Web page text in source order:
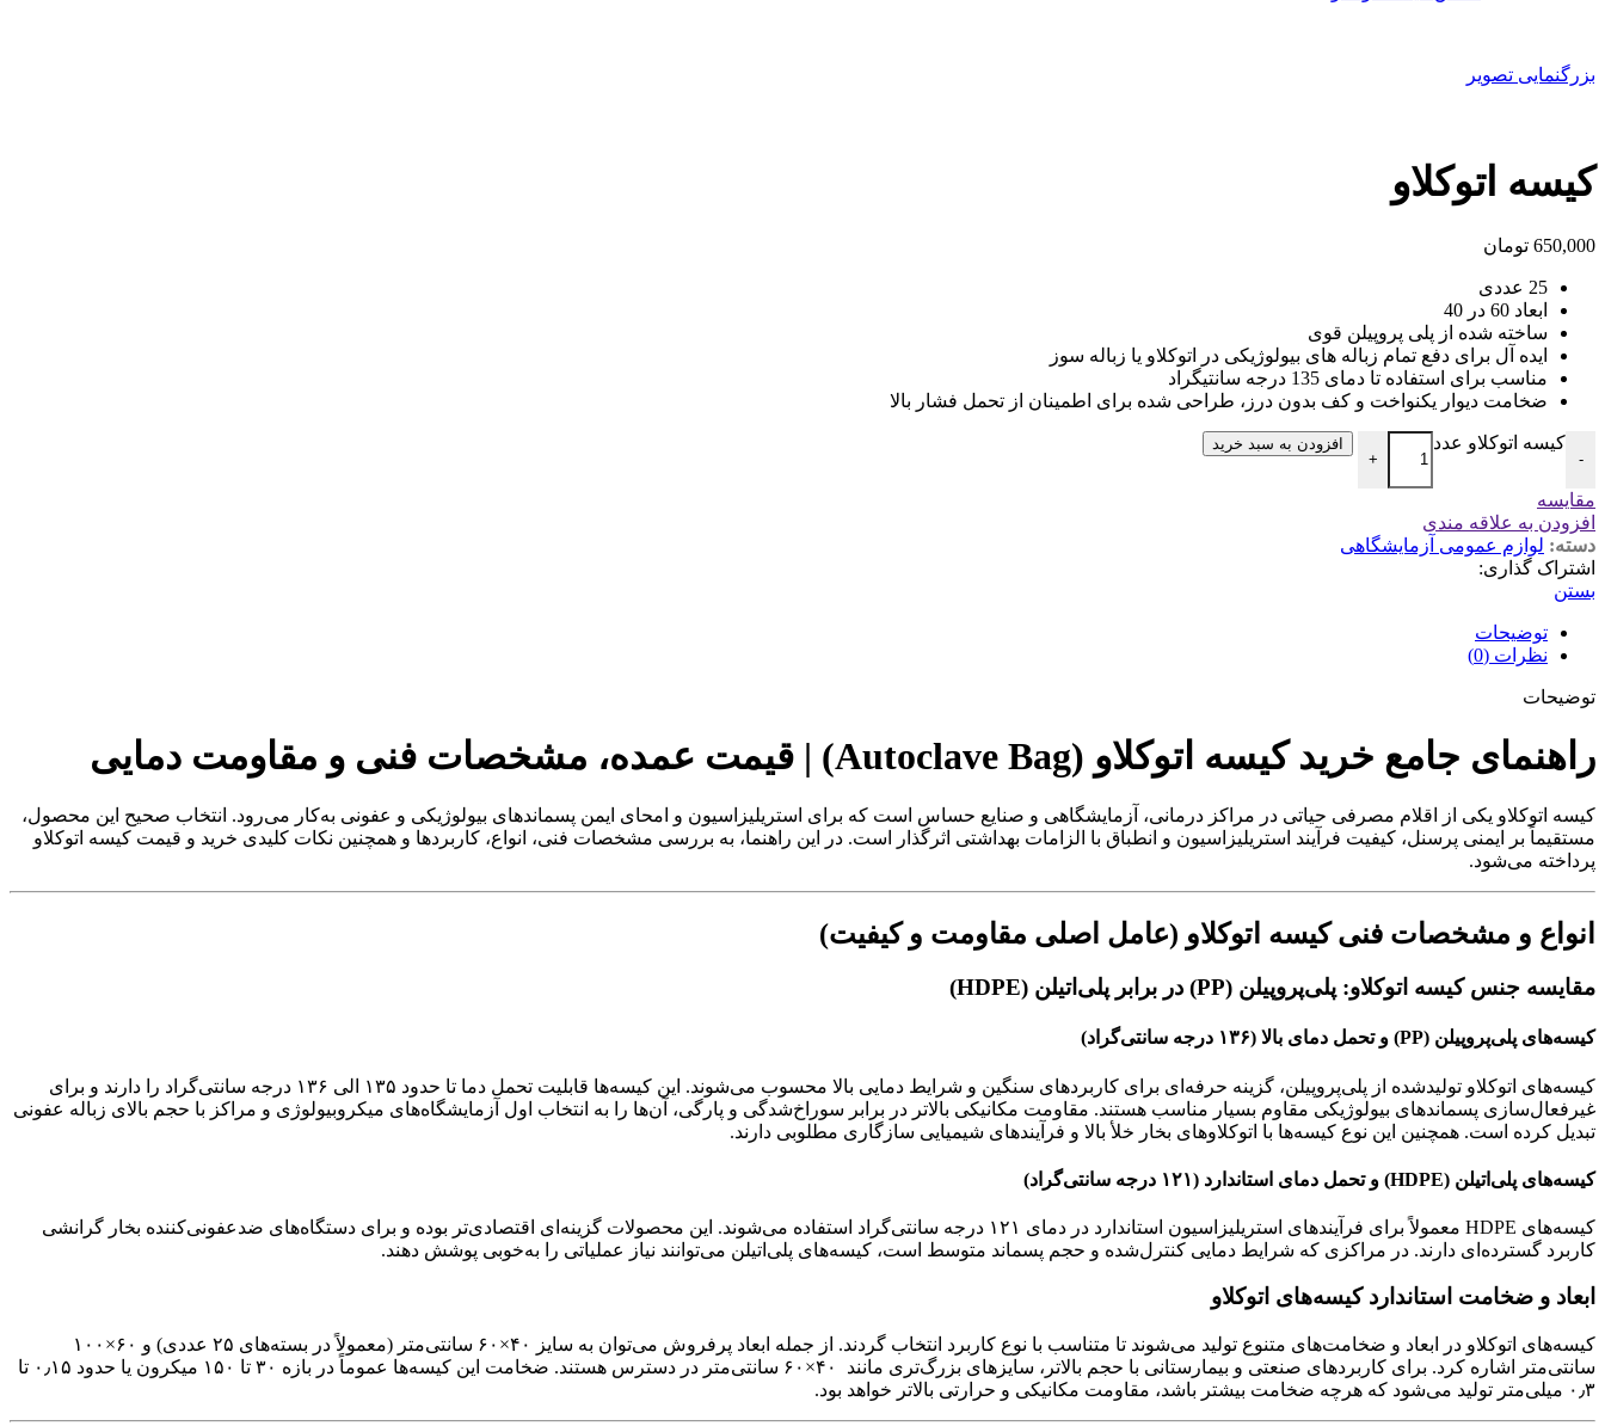
بزرگنمایی تصویر
کیسه اتوکلاو
650,000 تومان
25 عددی
ابعاد 60 در 40
ساخته شده از پلی پروپیلن قوی
ایده آل برای دفع تمام زباله های بیولوژیکی در اتوکلاو یا زباله سوز
مناسب برای استفاده تا دمای 135 درجه سانتیگراد
ضخامت دیوار یکنواخت و کف بدون درز، طراحی شده برای اطمینان از تحمل فشار بالا
-
کیسه اتوکلاو عدد
+
افزودن به سبد خرید
مقایسه
افزودن به علاقه مندی
دسته: لوازم عمومی آزمایشگاهی
اشتراک گذاری:
بستن
توضیحات
نظرات (0)
توضیحات
راهنمای جامع خرید کیسه اتوکلاو (Autoclave Bag) | قیمت عمده، مشخصات فنی و مقاومت دمایی
کیسه اتوکلاو یکی از اقلام مصرفی حیاتی در مراکز درمانی، آزمایشگاهی و صنایع حساس است که برای استریلیزاسیون و امحای ایمن پسماندهای بیولوژیکی و عفونی به‌کار می‌رود. انتخاب صحیح این محصول،
مستقیماً بر ایمنی پرسنل، کیفیت فرآیند استریلیزاسیون و انطباق با الزامات بهداشتی اثرگذار است. در این راهنما، به بررسی مشخصات فنی، انواع، کاربردها و همچنین نکات کلیدی خرید و قیمت کیسه اتوکلاو
پرداخته می‌شود.
انواع و مشخصات فنی کیسه اتوکلاو (عامل اصلی مقاومت و کیفیت)
مقایسه جنس کیسه اتوکلاو: پلی‌پروپیلن (PP) در برابر پلی‌اتیلن (HDPE)
کیسه‌های پلی‌پروپیلن (PP) و تحمل دمای بالا (۱۳۶ درجه سانتی‌گراد)
کیسه‌های اتوکلاو تولیدشده از پلی‌پروپیلن، گزینه حرفه‌ای برای کاربردهای سنگین و شرایط دمایی بالا محسوب می‌شوند. این کیسه‌ها قابلیت تحمل دما تا حدود ۱۳۵ الی ۱۳۶ درجه سانتی‌گراد را دارند و برای
غیرفعال‌سازی پسماندهای بیولوژیکی مقاوم بسیار مناسب هستند. مقاومت مکانیکی بالاتر در برابر سوراخ‌شدگی و پارگی، آن‌ها را به انتخاب اول آزمایشگاه‌های میکروبیولوژی و مراکز با حجم بالای زباله عفونی
تبدیل کرده است. همچنین این نوع کیسه‌ها با اتوکلاوهای بخار خلأ بالا و فرآیندهای شیمیایی سازگاری مطلوبی دارند.
کیسه‌های پلی‌اتیلن (HDPE) و تحمل دمای استاندارد (۱۲۱ درجه سانتی‌گراد)
کیسه‌های HDPE معمولاً برای فرآیندهای استریلیزاسیون استاندارد در دمای ۱۲۱ درجه سانتی‌گراد استفاده می‌شوند. این محصولات گزینه‌ای اقتصادی‌تر بوده و برای دستگاه‌های ضدعفونی‌کننده بخار گرانشی
کاربرد گسترده‌ای دارند. در مراکزی که شرایط دمایی کنترل‌شده و حجم پسماند متوسط است، کیسه‌های پلی‌اتیلن می‌توانند نیاز عملیاتی را به‌خوبی پوشش دهند.
ابعاد و ضخامت استاندارد کیسه‌های اتوکلاو
کیسه‌های اتوکلاو در ابعاد و ضخامت‌های متنوع تولید می‌شوند تا متناسب با نوع کاربرد انتخاب گردند. از جمله ابعاد پرفروش می‌توان به سایز ۴۰×۶۰ سانتی‌متر (معمولاً در بسته‌های ۲۵ عددی) و ۶۰×۱۰۰
سانتی‌متر اشاره کرد. برای کاربردهای صنعتی و بیمارستانی با حجم بالاتر، سایزهای بزرگ‌تری مانند ۴۰×۶۰ سانتی‌متر در دسترس هستند. ضخامت این کیسه‌ها عموماً در بازه ۳۰ تا ۱۵۰ میکرون یا حدود ۰٫۱۵ تا
۰٫۳ میلی‌متر تولید می‌شود که هرچه ضخامت بیشتر باشد، مقاومت مکانیکی و حرارتی بالاتر خواهد بود.